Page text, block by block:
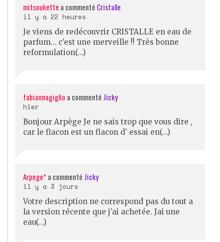
mitsoukette a commenté Cristalle
il y a 22 heures
Je viens de redécouvrir CRISTALLE en eau de
parfum… c’est une merveille !! Très bonne
reformulation(…)
fabiannagiglio a commenté Jicky
hier
Bonjour Arpège Je ne sais trop que vous dire ,
car le flacon est un flacon d’ essai en(…)
Arpege*a commenté Jicky
il y a 3 jours
Votre description ne correspond pas du tout a
la version récente que j’ai achetée. Jai une
eau(…)